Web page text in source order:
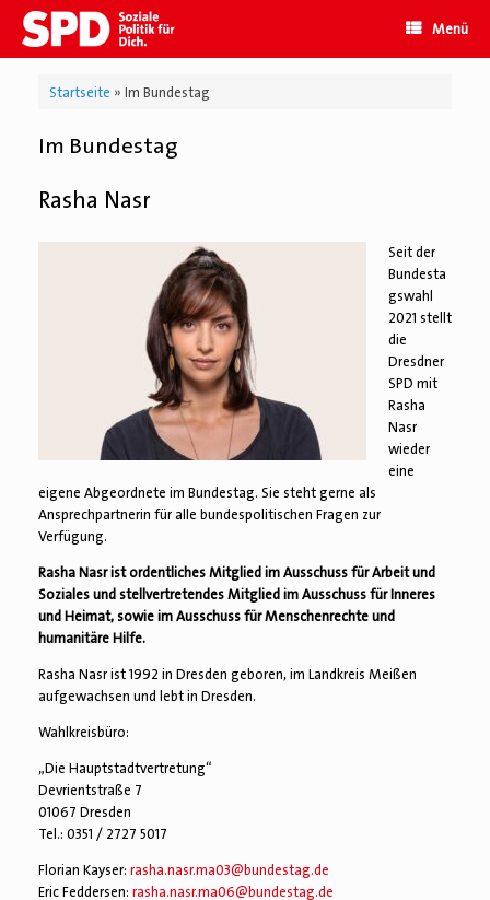
Inhalt
springen
Menü
Startseite » Im Bundestag
Im Bundestag
Rasha Nasr
Seit der
Bundesta
gswahl
2021 stellt
die
Dresdner
SPD mit
Rasha
Nasr
wieder
eine
eigene Abgeordnete im Bundestag. Sie steht gerne als
Ansprechpartnerin für alle bundespolitischen Fragen zur
Verfügung.
Rasha Nasr ist ordentliches Mitglied im Ausschuss für Arbeit und
Soziales und stellvertretendes Mitglied im Ausschuss für Inneres
und Heimat, sowie im Ausschuss für Menschenrechte und
humanitäre Hilfe.
Rasha Nasr ist 1992 in Dresden geboren, im Landkreis Meißen
aufgewachsen und lebt in Dresden.
Wahlkreisbüro:
„Die Hauptstadtvertretung“
Devrientstraße 7
01067 Dresden
Tel.: 0351 / 2727 5017
Florian Kayser: rasha.nasr.ma03@bundestag.de
Eric Feddersen: rasha.nasr.ma06@bundestag.de